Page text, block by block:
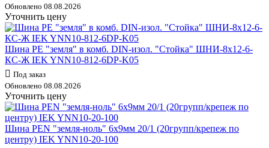
Обновлено 08.08.2026
Уточнить цену
Шина PE "земля" в комб. DIN-изол. "Стойка" ШНИ-8х12-6-
КС-Ж IEK YNN10-812-6DP-K05
Под заказ
Обновлено 08.08.2026
Уточнить цену
Шина PEN "земля-ноль" 6х9мм 20/1 (20групп/крепеж по
центру) IEK YNN10-20-100